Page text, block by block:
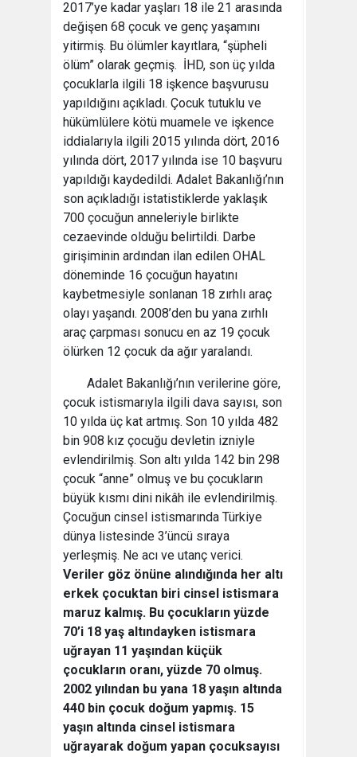
2017’ye kadar yaşları 18 ile 21 arasında
değişen 68 çocuk ve genç yaşamını
yitirmiş. Bu ölümler kayıtlara, “şüpheli
ölüm” olarak geçmiş. İHD, son üç yılda
çocuklarla ilgili 18 işkence başvurusu
yapıldığını açıkladı. Çocuk tutuklu ve
hükümlülere kötü muamele ve işkence
iddialarıyla ilgili 2015 yılında dört, 2016
yılında dört, 2017 yılında ise 10 başvuru
yapıldığı kaydedildi. Adalet Bakanlığı’nın
son açıkladığı istatistiklerde yaklaşık
700 çocuğun anneleriyle birlikte
cezaevinde olduğu belirtildi. Darbe
girişiminin ardından ilan edilen OHAL
döneminde 16 çocuğun hayatını
kaybetmesiyle sonlanan 18 zırhlı araç
olayı yaşandı. 2008’den bu yana zırhlı
araç çarpması sonucu en az 19 çocuk
ölürken 12 çocuk da ağır yaralandı.
Adalet Bakanlığı’nın verilerine göre,
çocuk istismarıyla ilgili dava sayısı, son
10 yılda üç kat artmış. Son 10 yılda 482
bin 908 kız çocuğu devletin izniyle
evlendirilmiş. Son altı yılda 142 bin 298
çocuk “anne” olmuş ve bu çocukların
büyük kısmı dini nikâh ile evlendirilmiş.
Çocuğun cinsel istismarında Türkiye
dünya listesinde 3’üncü sıraya
yerleşmiş. Ne acı ve utanç verici.
Veriler göz önüne alındığında her altı
erkek çocuktan biri cinsel istismara
maruz kalmış. Bu çocukların yüzde
70’i 18 yaş altındayken istismara
uğrayan 11 yaşından küçük
çocukların oranı, yüzde 70 olmuş.
2002 yılından bu yana 18 yaşın altında
440 bin çocuk doğum yapmış. 15
yaşın altında cinsel istismara
uğrayarak doğum yapan çocuksayısı